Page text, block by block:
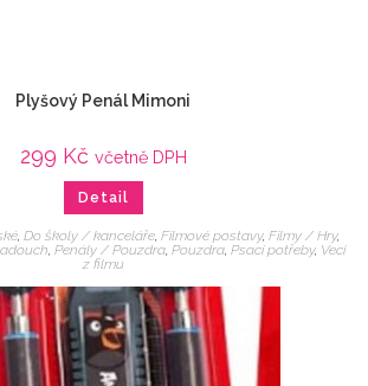
Plyšový Penál Mimoni
299 Kč včetně DPH
Detail
, Do školy / kanceláře, Filmové postavy, Filmy / Hry,
, Penály / Pouzdra, Pouzdra, Psací potřeby, Veci
z filmu